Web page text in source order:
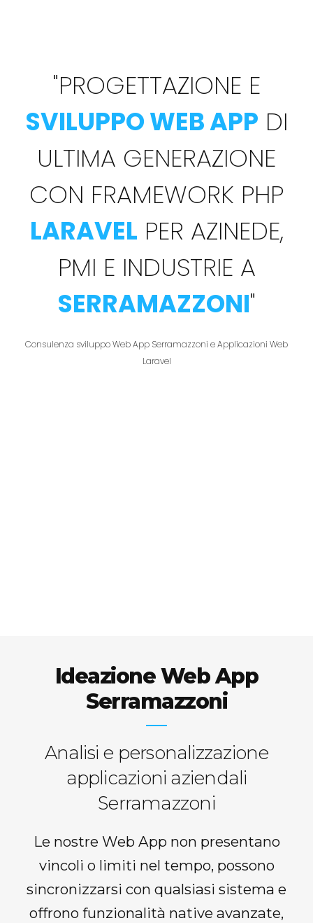
"PROGETTAZIONE E
SVILUPPO WEB APP DI
ULTIMA GENERAZIONE
CON FRAMEWORK PHP
LARAVEL PER AZINEDE,
PMI E INDUSTRIE A
SERRAMAZZONI"
Consulenza sviluppo Web App Serramazzoni e Applicazioni Web
Laravel
Ideazione Web App
Serramazzoni
Analisi e personalizzazione
applicazioni aziendali
Serramazzoni
Le nostre Web App non presentano
vincoli o limiti nel tempo, possono
sincronizzarsi con qualsiasi sistema e
offrono funzionalità native avanzate,